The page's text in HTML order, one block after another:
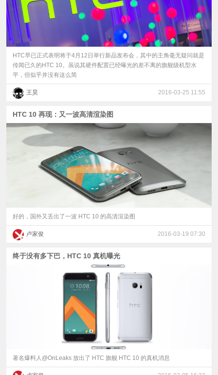
HTC早已正式表明将于4月12日举行新品发布会，其中的主角毫无疑问就是
传闻已久的HTC 10。虽说其硬件配置已经曝光的差不离的旗舰级机型水
平，但似乎并没有这么简
王昊 2016-03-25 11:55
HTC 10 再现：又一波高清渲染图
好的，国外又丢出了一波 HTC 10 的高清渲染图
卢家俊 2016-03-19 07:30
终于没有多下巴，HTC 10 真机曝光
著名爆料人@OnLeaks 放出了 HTC 旗舰 HTC 10 的真机消息